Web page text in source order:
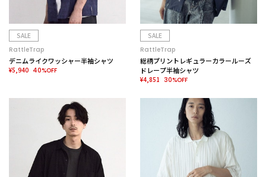
SALE
RattleTrap
デニムライクワッシャー半袖シャツ
¥5,940 40%OFF
SALE
RattleTrap
総柄プリントレギュラーカラールーズ
ドレープ半袖シャツ
¥4,851 30%OFF